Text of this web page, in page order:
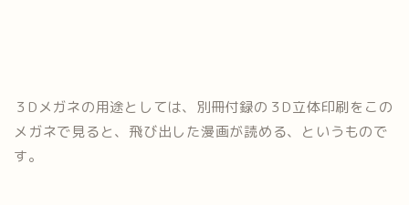
３Dメガネの用途としては、別冊付録の３D立体印刷をこの
メガネで見ると、飛び出した漫画が読める、というもので
す。